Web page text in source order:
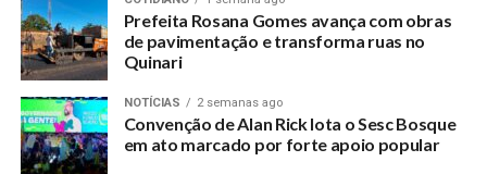
Prefeita Rosana Gomes avança com obras
de pavimentação e transforma ruas no
Quinari
NOTÍCIAS 2 semanas ago
Convenção de Alan Rick lota o Sesc Bosque
em ato marcado por forte apoio popular